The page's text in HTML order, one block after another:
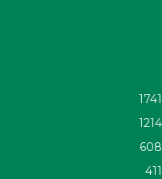
1741
1214
608
411